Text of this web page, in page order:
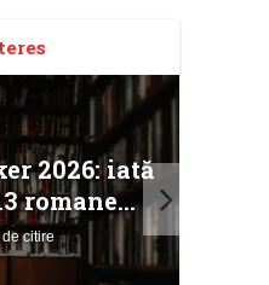
2026: iată
romane...
citire